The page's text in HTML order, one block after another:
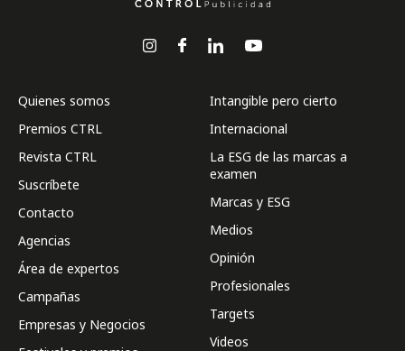
Quienes somos
Premios CTRL
Revista CTRL
Suscríbete
Contacto
Agencias
Área de expertos
Campañas
Empresas y Negocios
Intangible pero cierto
Internacional
La ESG de las marcas a
examen
Marcas y ESG
Medios
Opinión
Profesionales
Targets
Videos